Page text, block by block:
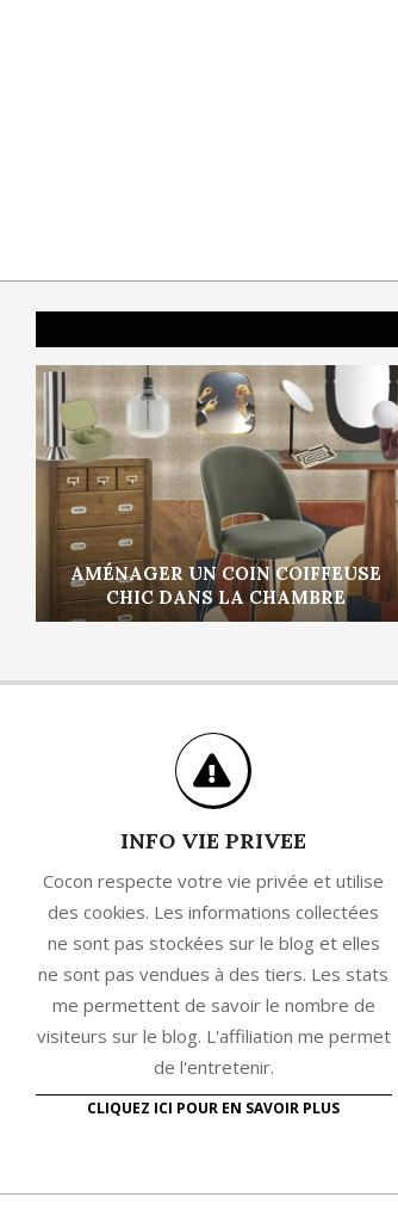
AMÉNAGER UN COIN COIFFEUSE
CHIC DANS LA CHAMBRE
INFO VIE PRIVEE
Cocon respecte votre vie privée et utilise
des cookies. Les informations collectées
ne sont pas stockées sur le blog et elles
ne sont pas vendues à des tiers. Les stats
me permettent de savoir le nombre de
visiteurs sur le blog. L'affiliation me permet
de l'entretenir.
CLIQUEZ ICI POUR EN SAVOIR PLUS